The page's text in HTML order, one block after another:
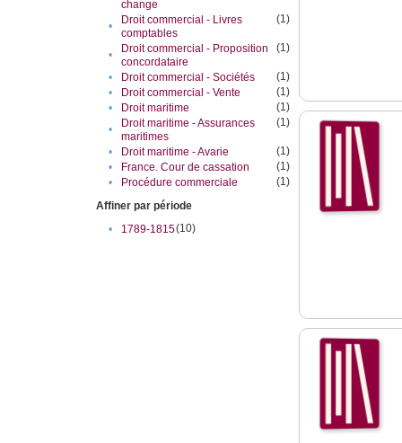
change
•
Droit commercial - Livres
comptables
(1)
•
Droit commercial - Proposition
concordataire
(1)
• Droit commercial - Sociétés
(1)
•
Droit commercial - Vente
(1)
•
Droit maritime
(1)
•
Droit maritime - Assurances
maritimes
(1)
• Droit maritime - Avarie
(1)
•
France. Cour de cassation
(1)
•
Procédure commerciale
(1)
Affiner par période
•
1789-1815(10)